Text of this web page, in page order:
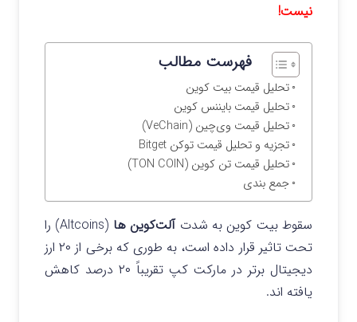
نیست!
فهرست مطالب
تحلیل قیمت بیت کوین
تحلیل قیمت بایننس کوین
تحلیل قیمت وی‌چین (VeChain)
تجزیه و تحلیل قیمت توکن Bitget
تحلیل قیمت تن کوین (TON COIN)
جمع بندی
سقوط بیت کوین به شدتآلت‌کوین ها
(Altcoins) را
تحت تاثیر قرار داده است، به طوری که برخی از ۲۰ ارز
دیجیتال برتر در مارکت کپ تقریباً ۲۰ درصد کاهش
یافته اند.